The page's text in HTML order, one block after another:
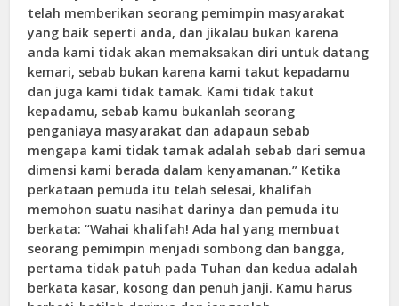
telah memberikan seorang pemimpin masyarakat
yang baik seperti anda, dan jikalau bukan karena
anda kami tidak akan memaksakan diri untuk datang
kemari, sebab bukan karena kami takut kepadamu
dan juga kami tidak tamak. Kami tidak takut
kepadamu, sebab kamu bukanlah seorang
penganiaya masyarakat dan adapaun sebab
mengapa kami tidak tamak adalah sebab dari semua
dimensi kami berada dalam kenyamanan.” Ketika
perkataan pemuda itu telah selesai, khalifah
memohon suatu nasihat darinya dan pemuda itu
berkata: “Wahai khalifah! Ada hal yang membuat
seorang pemimpin menjadi sombong dan bangga,
pertama tidak patuh pada Tuhan dan kedua adalah
berkata kasar, kosong dan penuh janji. Kamu harus